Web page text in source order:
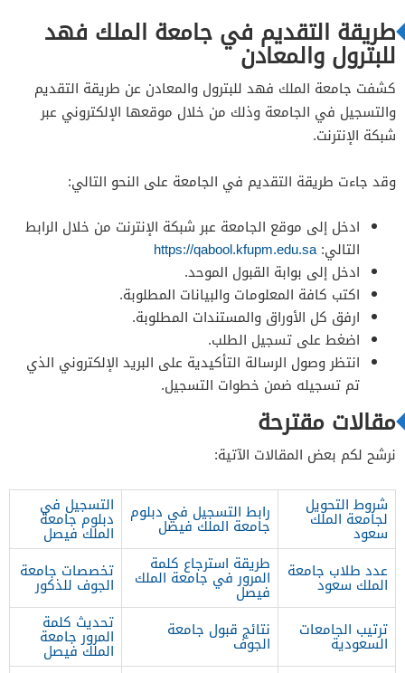
طريقة التقديم في جامعة الملك فهد
للبترول والمعادن
كشفت جامعة الملك فهد للبترول والمعادن عن طريقة التقديم
والتسجيل في الجامعة وذلك من خلال موقعها الإلكتروني عبر
شبكة الإنترنت.
وقد جاءت طريقة التقديم في الجامعة على النحو التالي:
ادخل إلى موقع الجامعة عبر شبكة الإنترنت من خلال الرابط
التالي:https://qabool.kfupm.edu.sa
ادخل إلى بوابة القبول الموحد.
اكتب كافة المعلومات والبيانات المطلوبة.
ارفق كل الأوراق والمستندات المطلوبة.
اضغط على تسجيل الطلب.
انتظر وصول الرسالة التأكيدية على البريد الإلكتروني الذي
تم تسجيله ضمن خطوات التسجيل.
مقالات مقترحة
نرشح لكم بعض المقالات الآتية:
شروط التحويل
لجامعة الملك
سعود
رابط التسجيل في دبلوم
جامعة الملك فيصل
التسجيل في
دبلوم جامعة
الملك فيصل
عدد طلاب جامعة
الملك سعود
طريقة استرجاع كلمة
المرور في جامعة الملك
فيصل
تخصصات جامعة
الجوف للذكور
ترتيب الجامعات
السعودية
نتائج قبول جامعة
الجوف
تحديث كلمة
المرور جامعة
الملك فيصل